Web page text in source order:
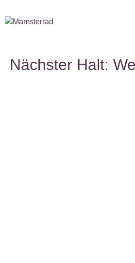
Nächster Halt: